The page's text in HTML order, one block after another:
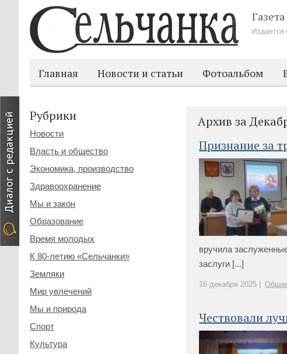
Издается
Главная Новости и статьи Фотоальбом
Архив за
Признание за
вручила
заслуги [...]
16 декабря 2025 |
Чествовали
Рубрики
Новости
Власть и общество
Экономика, производство
Здравоохранение
Мы и закон
Образование
Время молодых
К 80-летию «Сельчанки»
Земляки
Мир увлечений
Мы и природа
Спорт
Культура